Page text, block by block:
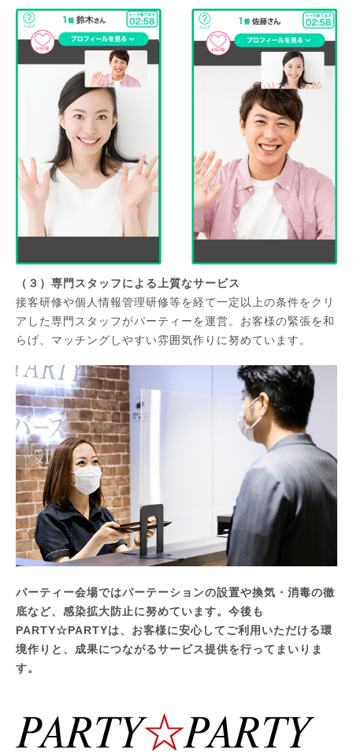
（３）専門スタッフによる上質なサービス
接客研修や個人情報管理研修等を経て一定以上の条件をクリ
アした専門スタッフがパーティーを運営。お客様の緊張を和
らげ、マッチングしやすい雰囲気作りに努めています。
パーティー会場ではパーテーションの設置や換気・消毒の徹
底など、感染拡大防止に努めています。今後も
PARTY☆PARTYは、お客様に安心してご利用いただける環
境作りと、成果につながるサービス提供を行ってまいりま
す。